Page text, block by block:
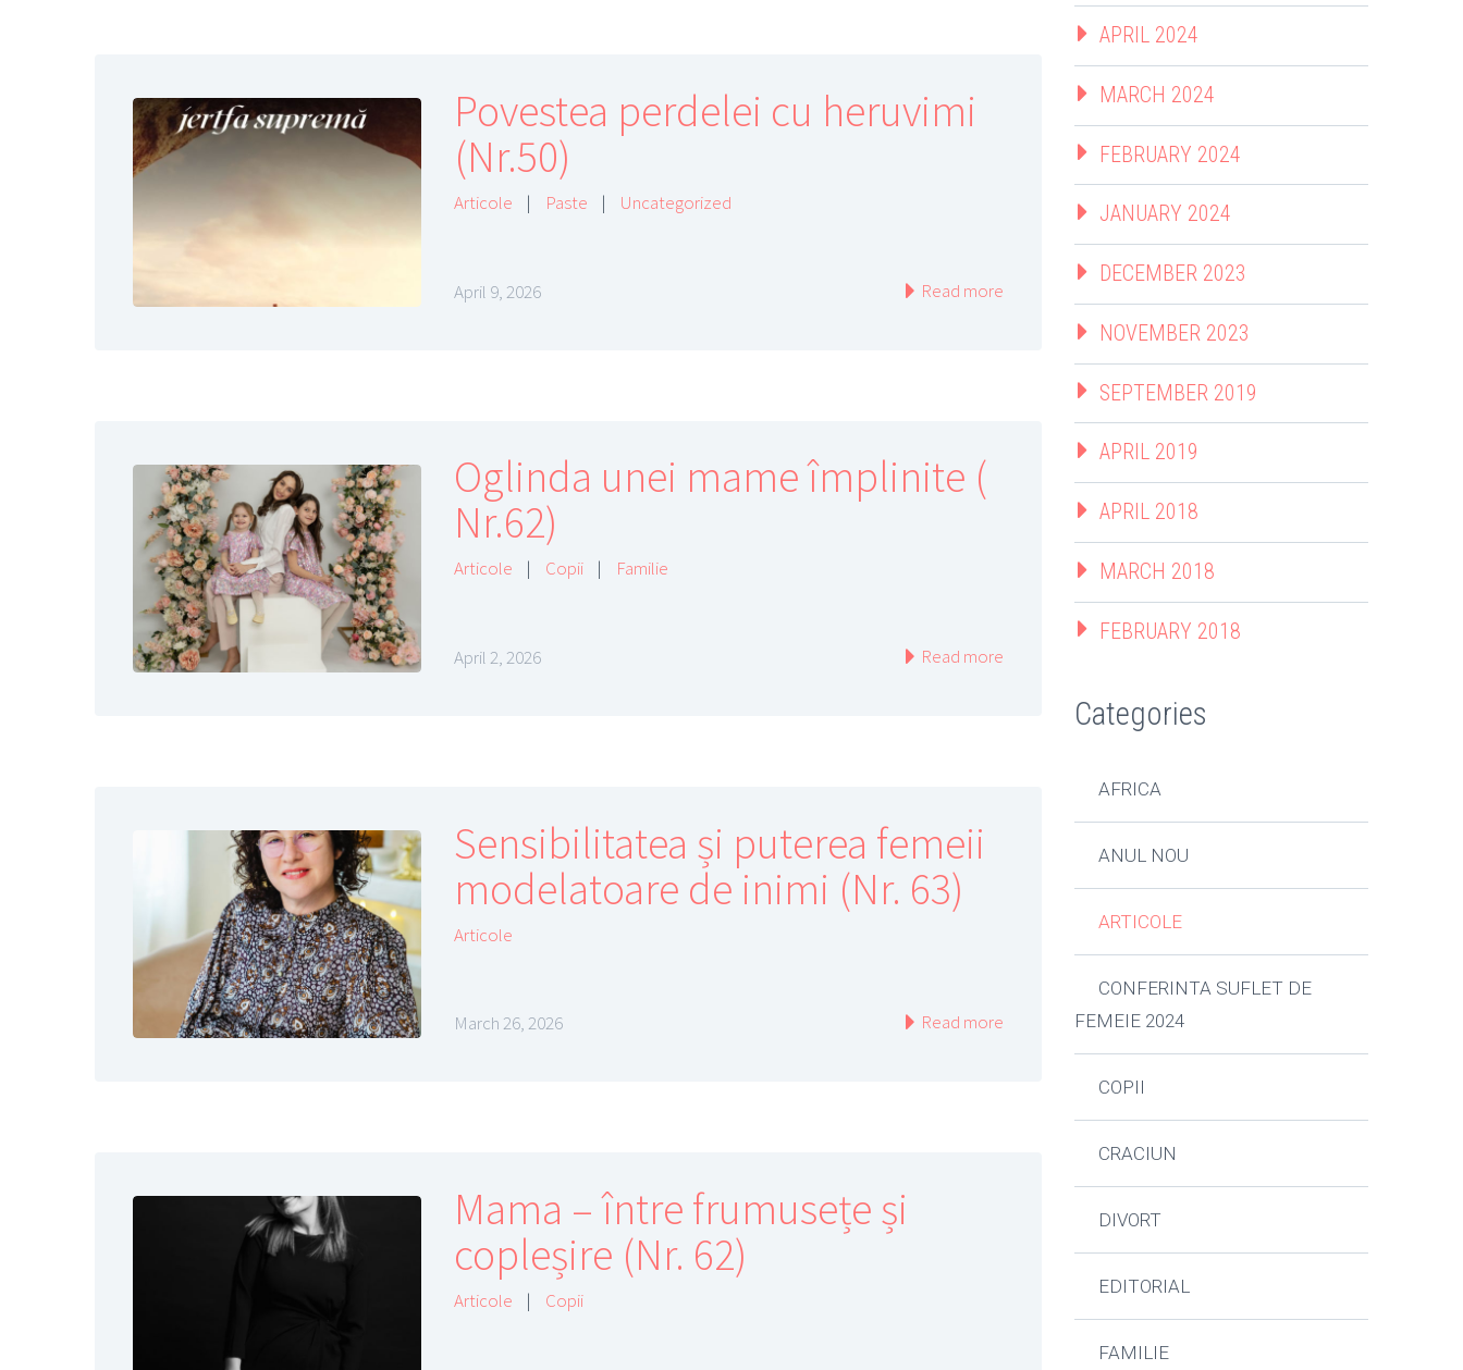
Povestea perdelei cu heruvimi
(Nr.50)
Articole | Paste | Uncategorized
April 9, 2026 Read more
Oglinda unei mame împlinite (
Nr.62)
Articole | Copii | Familie
April 2, 2026 Read more
Sensibilitatea și puterea femeii
modelatoare de inimi (Nr. 63)
Articole
March 26, 2026 Read more
Mama – între frumusețe și
copleșire (Nr. 62)
Articole | Copii
APRIL 2024
MARCH 2024
FEBRUARY 2024
JANUARY 2024
DECEMBER 2023
NOVEMBER 2023
SEPTEMBER 2019
APRIL 2019
APRIL 2018
MARCH 2018
FEBRUARY 2018
Categories
AFRICA
ANUL NOU
ARTICOLE
CONFERINTA SUFLET DE
FEMEIE 2024
COPII
CRACIUN
DIVORT
EDITORIAL
FAMILIE